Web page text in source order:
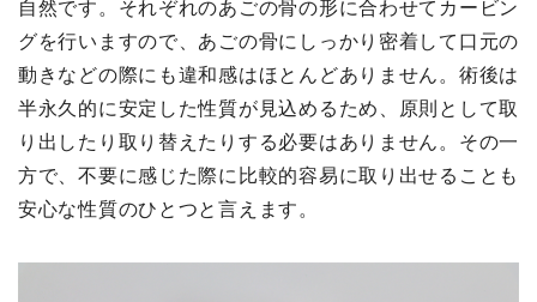
自然です。それぞれのあごの骨の形に合わせてカービン
グを行いますので、あごの骨にしっかり密着して口元の
動きなどの際にも違和感はほとんどありません。術後は
半永久的に安定した性質が見込めるため、原則として取
り出したり取り替えたりする必要はありません。その一
方で、不要に感じた際に比較的容易に取り出せることも
安心な性質のひとつと言えます。